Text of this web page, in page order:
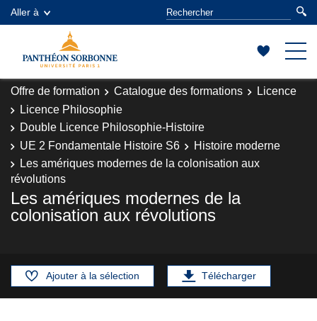
Aller à
Offre de formation Catalogue des formations
Licence
Licence Philosophie
Double Licence Philosophie-Histoire
UE 2 Fondamentale Histoire S6
Histoire moderne
Les amériques modernes de la colonisation aux
révolutions
Les amériques modernes de la
colonisation aux révolutions
Ajouter à la sélection Télécharger